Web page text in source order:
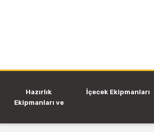
Hazırlık
Ekipmanları ve
İçecek Ekipmanları